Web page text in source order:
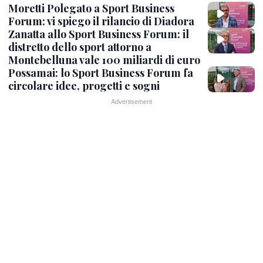
Moretti Polegato a Sport Business
Forum: vi spiego il rilancio di Diadora
Zanatta allo Sport Business Forum: il
distretto dello sport attorno a
Montebelluna vale 100 miliardi di euro
Possamai: lo Sport Business Forum fa
circolare idee, progetti e sogni